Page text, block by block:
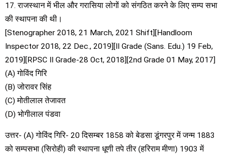
17. राजस्थान में भील और गरासिया लोगों को संगठित करने के लिए सम्प सभा
की स्थापना की थी।
[Stenographer 2018, 21 March, 2021 Shift][Handloom
Inspector 2018, 22 Dec., 2019][II Grade (Sans. Edu.) 19 Feb,
2019][RPSC II Grade-28 Oct, 2018][2nd Grade 01 May, 2017]
(A) गोविंद गिरि
(B) जोरावर सिंह
(C) मोतीलाल तेजावत
(D) भोगीलाल पंडवा
उत्तर- (A) गोविंद गिरि- 20 दिसम्बर 1858 को बेडसा डूंगरपुर में जन्म 1883
को सम्पसभा (सिरोही) की स्थापना धूणी तपे तीर (हरिराम मीणा) 1903 में